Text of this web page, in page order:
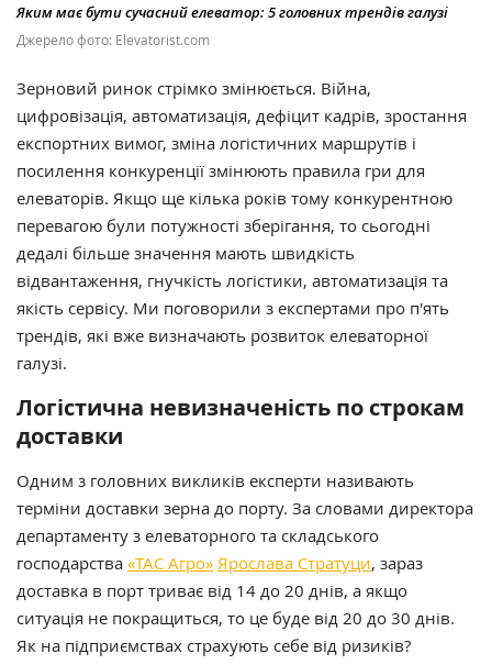
Яким має бути сучасний елеватор: 5 головних трендів галузі
Джерело фото: Elevatorist.com
Зерновий ринок стрімко змінюється. Війна,
цифровізація, автоматизація, дефіцит кадрів, зростання
експортних вимог, зміна логістичних маршрутів і
посилення конкуренції змінюють правила гри для
елеваторів. Якщо ще кілька років тому конкурентною
перевагою були потужності зберігання, то сьогодні
дедалі більше значення мають швидкість
відвантаження, гнучкість логістики, автоматизація та
якість сервісу. Ми поговорили з експертами про п'ять
трендів, які вже визначають розвиток елеваторної
галузі.
Логістична невизначеність по строкам
доставки
Одним з головних викликів експерти називають
терміни доставки зерна до порту. За словами директора
департаменту з елеваторного та складського
господарства «ТАС Агро» Ярослава Стратуци, зараз
доставка в порт триває від 14 до 20 днів, а якщо
ситуація не покращиться, то це буде від 20 до 30 днів.
Як на підприємствах страхують себе від ризиків?